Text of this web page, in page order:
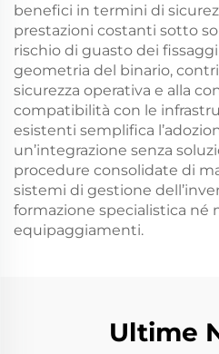
benefici in termini di
prestazioni costanti sotto
rischio di guasto dei
geometria del binario,
sicurezza operativa e alla
compatibilità con le
esistenti semplifica
un’integrazione senza
procedure consolidate di
sistemi di gestione
formazione specialistica né
equipaggiamenti.
Ultime